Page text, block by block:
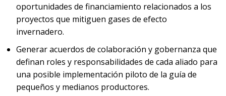
oportunidades de financiamiento relacionados a los
proyectos que mitiguen gases de efecto
invernadero.
Generar acuerdos de colaboración y gobernanza que
definan roles y responsabilidades de cada aliado para
una posible implementación piloto de la guía de
pequeños y medianos productores.